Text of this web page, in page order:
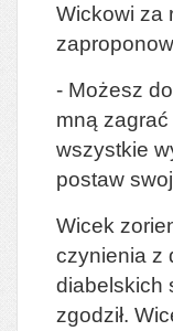
Wickowi za
- Możesz
mną
wszystkie
postaw
Wicek
czynienia z
diabelskich
zgodził.